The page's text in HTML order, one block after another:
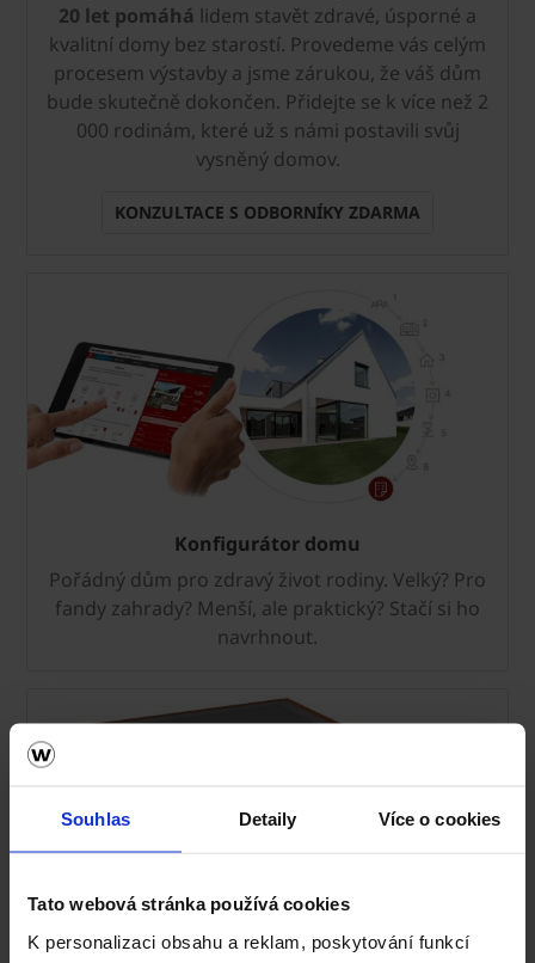
Souhlas Detaily Více o cookies
Tato webová stránka používá cookies
K personalizaci obsahu a reklam, poskytování funkcí
20 let pomáhá lidem stavět zdravé, úsporné a
kvalitní domy bez starostí. Provedeme vás celým
procesem výstavby a jsme zárukou, že váš dům
bude skutečně dokončen. Přidejte se k více než 2
000 rodinám, které už s námi postavili svůj
vysněný domov.
KONZULTACE S ODBORNÍKY ZDARMA
Konfigurátor domu
Pořádný dům pro zdravý život rodiny. Velký? Pro
fandy zahrady? Menší, ale praktický? Stačí si ho
navrhnout.